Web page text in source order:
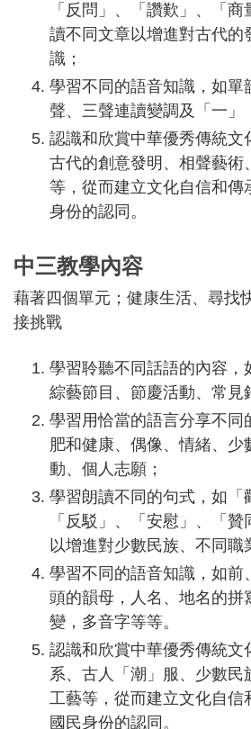
「反問」、「讚歎」、「
讀不同文章以增進對古代的
識；
學習不同的語音知識，如單
聲、三聲連讀變調及「一」
認識和欣賞中華優秀傳統文
古代的創意發明、相聲藝術
等，從而建立文化自信和傳
身份的認同。
中三教學內容
藉著四個單元；健康生活、尋找
接挑戰
學習聆聽不同話語的內容，
綜藝節目、節慶活動、常見
學習用恰當的語言分享不同
肥和健康、偶像、情緒、少
動、個人志願；
學習朗讀不同的句式，如「
「反駁」、「安慰」、「
以增進對少數民族、不同職
學習不同的語音知識，如前
頭的韻母，人名、地名的拼
變，多音字等等。
認識和欣賞中華優秀傳統文
系、古人「潮」服、少數民
工藝等，從而建立文化自信
國民身份的認同。